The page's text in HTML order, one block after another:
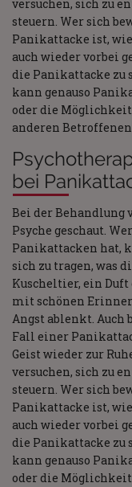
versuchen, sich zu
steuern. Wer sich
Panikattacke ist,
auch wieder vorbei
die Panikattacke zu
kann genauso
oder die
anderen Betroffenen
bei
Bei der Behandlung
Psyche geschaut.
Panikattacken hat,
sich zu tragen, was
Kuscheltier, ein Duft
mit schönen
Angst ablenkt.
Fall einer
Geist wieder zur
versuchen, sich zu
steuern. Wer sich
Panikattacke ist,
auch wieder vorbei
die Panikattacke zu
kann genauso
oder die